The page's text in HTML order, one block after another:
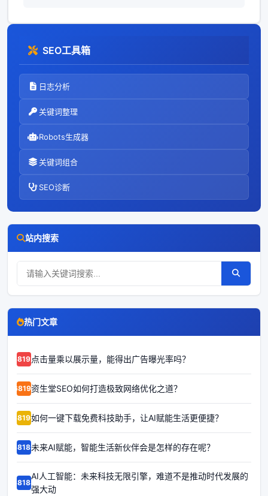
SEO工具箱
日志分析
关键词整理
Robots生成器
关键词组合
SEO诊断
站内搜索
热门文章
68192点击量乘以展示量，能得出广告曝光率吗？
68191资生堂SEO如何打造极致网络优化之道？
68190如何一键下载免费科技助手，让AI赋能生活更便捷？
68189未来AI赋能，智能生活新伙伴会是怎样的存在呢？
68188
AI人工智能：未来科技无限引擎，难道不是推动时代发展的
强大动